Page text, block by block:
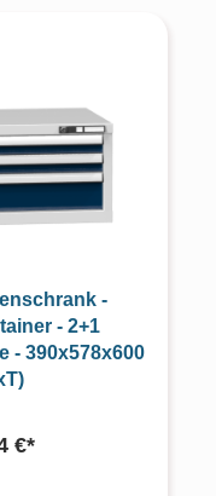
-
- 2+1
- 390x578x600
€*